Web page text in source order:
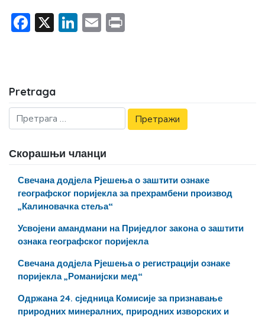
Facebook
X LinkedIn
Email
Pretraga
Скорашњи чланци
Свечана додјела Рјешења о заштити ознаке
географског поријекла за прехрамбени производ
„Калиновачка стеља“
Усвојени амандмани на Приједлог закона о заштити
ознака географског поријекла
Свечана додјела Рјешења о регистрацији ознаке
поријекла „Романијски мед“
Одржана 24. сједница Комисије за признавање
природних минералних, природних изворских и